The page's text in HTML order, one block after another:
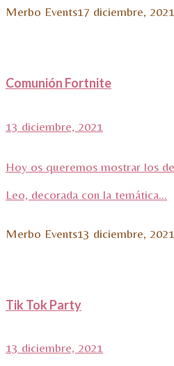
Merbo Events17 diciembre, 2021
Comunión Fortnite
13 diciembre, 2021
Hoy os queremos mostrar los
Leo, decorada con la temática...
Merbo Events13 diciembre, 2021
Tik Tok Party
13 diciembre, 2021